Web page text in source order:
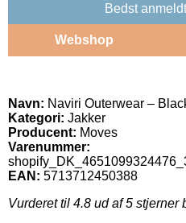
Bedst
Webshop
Navn: Naviri Outerwear –
Kategori: Jakker
Producent: Moves
Varenummer:
EAN: 5713712450388
Vurderet til 4.8 ud af 5 stjerner